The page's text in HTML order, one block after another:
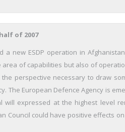
of 2007
new ESDP operation in
of capabilities but also of
perspective necessary to draw
The European Defence Agency is
will expressed at the highest level
Council could have positive effects